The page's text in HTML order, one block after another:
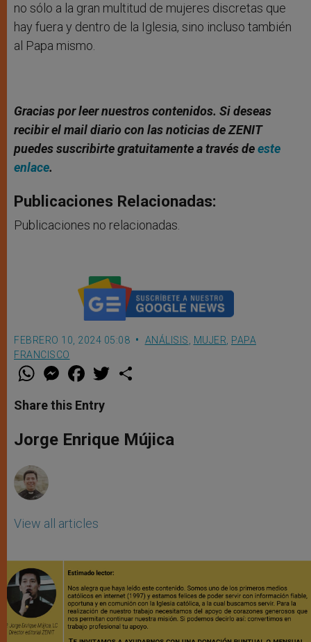
no sólo a la gran multitud de mujeres discretas que
hay fuera y dentro de la Iglesia, sino incluso también
al Papa mismo.
Gracias por leer nuestros contenidos. Si deseas
recibir el mail diario con las noticias de ZENIT
puedes suscribirte gratuitamente a través deeste
enlace.
Publicaciones Relacionadas:
Publicaciones no relacionadas.
FEBRERO 10, 2024 05:08 ANÁLISIS MUJER
PAPA
FRANCISCO
W
t
s
p
p
M
e
s
e
g
e
F
a
e
b
o
k
w
r
Share this Entry
Jorge Enrique Mújica
View all articles